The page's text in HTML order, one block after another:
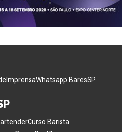
ImprensaWhatsapp BaresSP
Curso Barista